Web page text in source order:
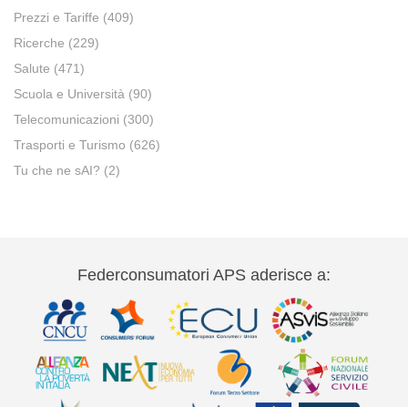
Prezzi e Tariffe (409)
Ricerche (229)
Salute (471)
Scuola e Università (90)
Telecomunicazioni (300)
Trasporti e Turismo (626)
Tu che ne sAI? (2)
Federconsumatori APS aderisce a: